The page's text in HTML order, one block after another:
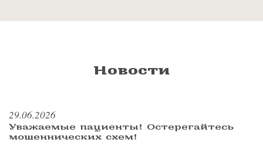
Новости
29.06.2026
Уважаемые пациенты! Остерегайтесь
мошеннических схем!